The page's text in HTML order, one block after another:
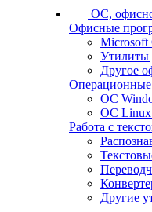
ОС,
Офисные
Microsoft
Утилиты
Другое
ОС
ОС
Работа с
Другие